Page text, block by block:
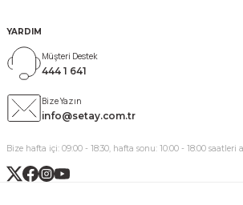
YARDIM
Müşteri Destek
444 1 641
Bize Yazın
info@setay.com.tr
Bize hafta içi: 09:00 - 18:30, hafta sonu: 10:00 - 18:00